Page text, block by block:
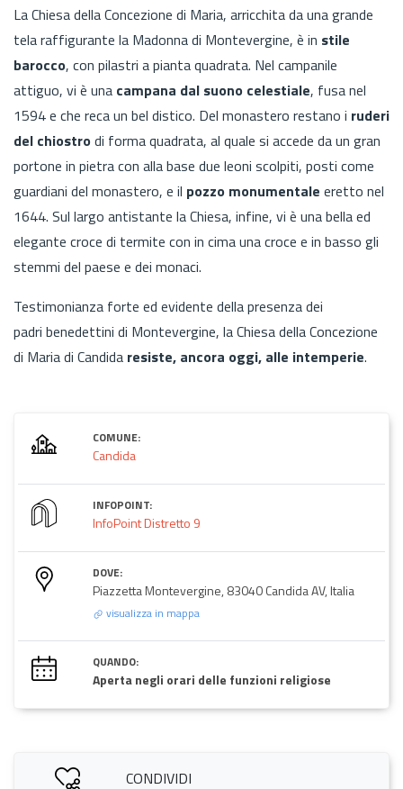
La Chiesa della Concezione di Maria, arricchita da una grande
tela raffigurante la Madonna di Montevergine, è in stile
barocco, con pilastri a pianta quadrata. Nel campanile
attiguo, vi è una campana dal suono celestiale, fusa nel
1594 e che reca un bel distico. Del monastero restano i ruderi
del chiostrodi forma quadrata, al quale si accede da un gran
portone in pietra con alla base due leoni scolpiti, posti come
guardiani del monastero, e il pozzo monumentale eretto nel
1644. Sul largo antistante la Chiesa, infine, vi è una bella ed
elegante croce di termite con in cima una croce e in basso gli
stemmi del paese e dei monaci.
Testimonianza forte ed evidente della presenza dei
padri benedettini di Montevergine, la Chiesa della Concezione
di Maria di Candida resiste, ancora oggi, alle intemperie.
COMUNE:
Candida
INFOPOINT:
InfoPoint Distretto 9
DOVE:
Piazzetta Montevergine, 83040 Candida AV, Italia
visualizza in mappa
QUANDO:
Aperta negli orari delle funzioni religiose
CONDIVIDI